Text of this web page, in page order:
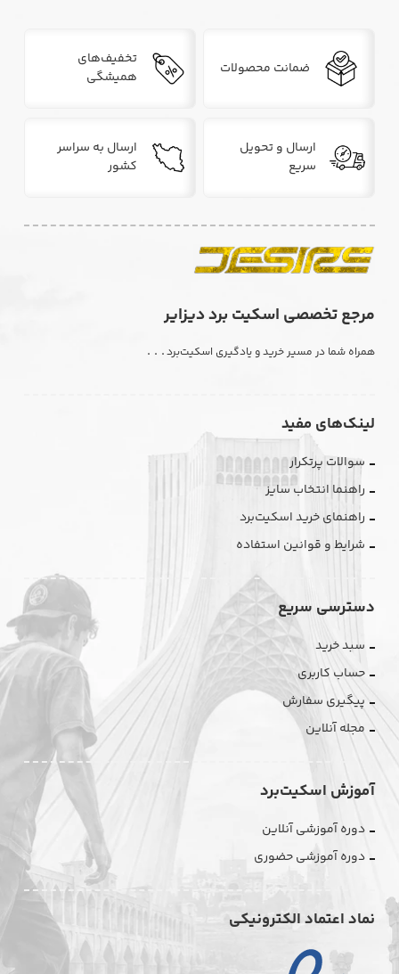
ضمانت محصولات
تخفیف‌های
همیشگی
ارسال و تحویل
سریع
ارسال به سراسر
کشور
مرجع تخصصی اسکیت برد دیزایر
همراه شما در مسیر خرید و یادگیری اسکیت‌برد. . .
لینک‌های مفید
سوالات پرتکرار
راهنما انتخاب سایز
راهنمای خرید اسکیت‌برد
شرایط و قوانین استفاده
دسترسی سریع
سبد خرید
حساب کاربری
پیگیری سفارش
مجله آنلاین
آموزش اسکیت‌برد
دوره آموزشی آنلاین
دوره آموزشی حضوری
نماد اعتماد الکترونیکی